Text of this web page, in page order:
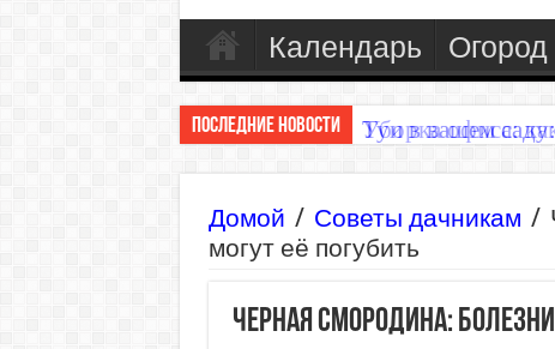
Календарь Огород
Последние Новости Туи в вашем саду:
Домой / Советы дачникам /
могут её погубить
Черная смородина: